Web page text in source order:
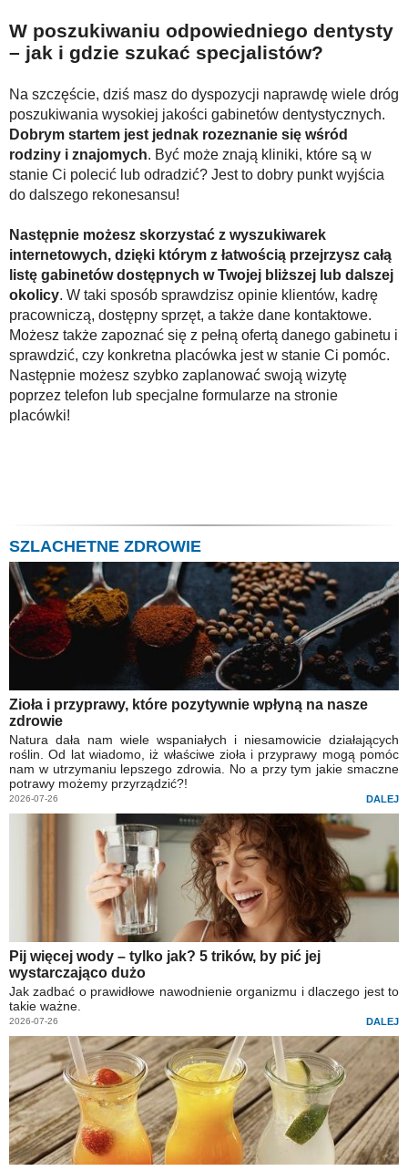
W poszukiwaniu odpowiedniego dentysty
– jak i gdzie szukać specjalistów?
Na szczęście, dziś masz do dyspozycji naprawdę wiele dróg
poszukiwania wysokiej jakości gabinetów dentystycznych.
Dobrym startem jest jednak rozeznanie się wśród
rodziny i znajomych. Być może znają kliniki, które są w
stanie Ci polecić lub odradzić? Jest to dobry punkt wyjścia
do dalszego rekonesansu!
Następnie możesz skorzystać z wyszukiwarek
internetowych, dzięki którym z łatwością przejrzysz całą
listę gabinetów dostępnych w Twojej bliższej lub dalszej
okolicy. W taki sposób sprawdzisz opinie klientów, kadrę
pracowniczą, dostępny sprzęt, a także dane kontaktowe.
Możesz także zapoznać się z pełną ofertą danego gabinetu i
sprawdzić, czy konkretna placówka jest w stanie Ci pomóc.
Następnie możesz szybko zaplanować swoją wizytę
poprzez telefon lub specjalne formularze na stronie
placówki!
SZLACHETNE ZDROWIE
Zioła i przyprawy, które pozytywnie wpłyną na nasze
zdrowie
Natura dała nam wiele wspaniałych i niesamowicie działających
roślin. Od lat wiadomo, iż właściwe zioła i przyprawy mogą pomóc
nam w utrzymaniu lepszego zdrowia. No a przy tym jakie smaczne
potrawy możemy przyrządzić?!
2026-07-26 DALEJ
Pij więcej wody – tylko jak? 5 trików, by pić jej
wystarczająco dużo
Jak zadbać o prawidłowe nawodnienie organizmu i dlaczego jest to
takie ważne.
2026-07-26 DALEJ